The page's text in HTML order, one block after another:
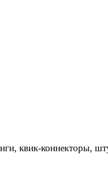
квик-коннекторы,